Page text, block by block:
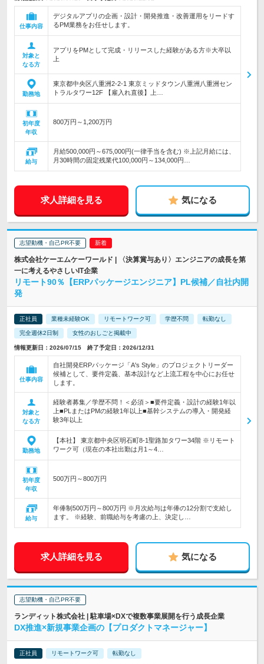
仕事内容
デジタルアプリの企画・設計・開発推進・改善運用をリードす
るPM業務をお任せします。
対象と
なる方
アプリをPMとして完成・リリースした経験がある方※大卒以
上
勤務地
東京都中央区八重洲2-2-1 東京ミッドタウン八重洲八重洲セン
トラルタワー12F 【雇入れ直後】上…
初年度
年収
800万円～1,200万円
給与
月給500,000円～675,000円(一律手当を含む) ※上記月給には、
月30時間の固定残業代100,000円～134,000円…
求人詳細を見る 気になる
志望動機・自己PR不要
株式会社ケーエムケーワールド | 〈決算賞与あり〉エンジニアの成長を第
一に考えるやさしいIT企業
リモート90％【ERPパッケージエンジニア】PL候補／自社内開
発
正社員 業種未経験OK リモートワーク可 学歴不問 転勤なし
完全週休2日制 女性のおしごと掲載中
情報更新日：2026/07/15 終了予定日：2026/12/31
仕事内容
自社開発ERPパッケージ「A's Style」のプロジェクトリーダー
候補として、要件定義、基本設計など上流工程を中心にお任せ
します。
対象と
なる方
経験者募集／学歴不問！＜必須＞■要件定義・設計の経験1年以
上■PLまたはPMの経験1年以上■基幹システムの導入・開発経
験3年以上
勤務地
【本社】 東京都中央区明石町8-1聖路加タワー34階 ※リモート
ワーク可（現在の本社出勤は月1～4…
初年度
年収
500万円～800万円
給与
年俸制500万円～800万円 ※月次給与は年俸の12分割で支給し
ます。 ※経験、前職給与を考慮の上、決定し…
求人詳細を見る 気になる
志望動機・自己PR不要
ランディット株式会社 | 駐車場×DXで複数事業展開を行う成長企業
DX推進×新規事業企画の【プロダクトマネージャー】
正社員 リモートワーク可 転勤なし